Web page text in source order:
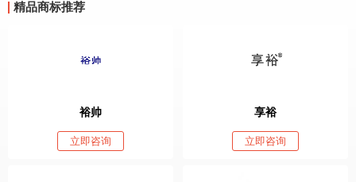
精品商标推荐
裕帅
立即咨询
享裕
立即咨询